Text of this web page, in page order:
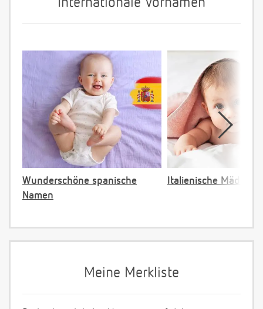
Internationale Vornamen
Wunderschöne spanische
Namen
Italienische
Meine Merkliste